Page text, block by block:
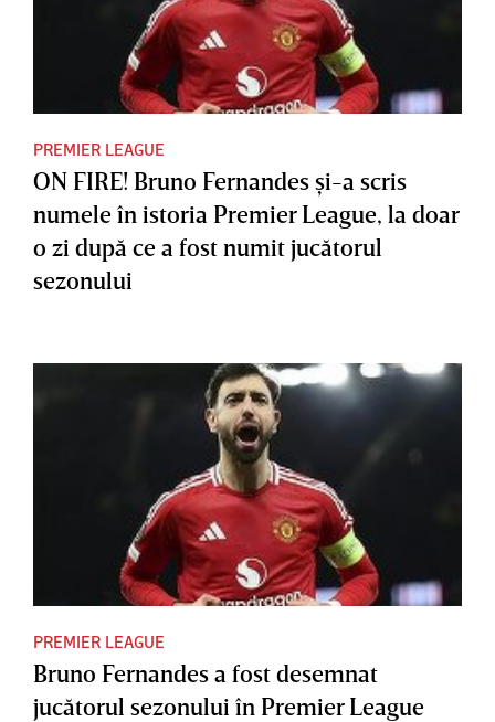
PREMIER LEAGUE
ON FIRE! Bruno Fernandes şi-a scris
numele în istoria Premier League, la doar
o zi după ce a fost numit jucătorul
sezonului
PREMIER LEAGUE
Bruno Fernandes a fost desemnat
jucătorul sezonului în Premier League